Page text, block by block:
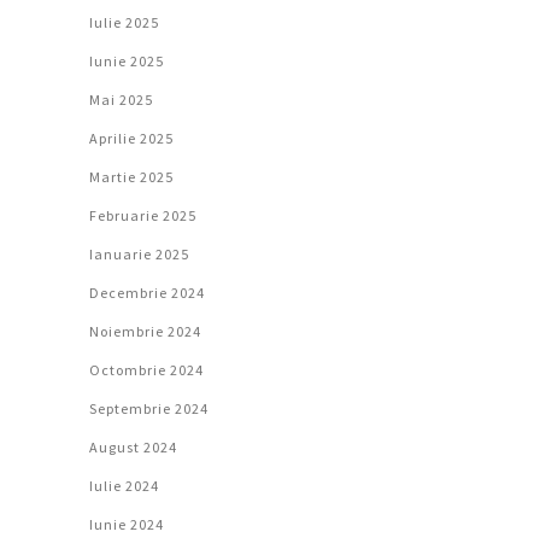
Iulie 2025
Iunie 2025
Mai 2025
Aprilie 2025
Martie 2025
Februarie 2025
Ianuarie 2025
Decembrie 2024
Noiembrie 2024
Octombrie 2024
Septembrie 2024
August 2024
Iulie 2024
Iunie 2024